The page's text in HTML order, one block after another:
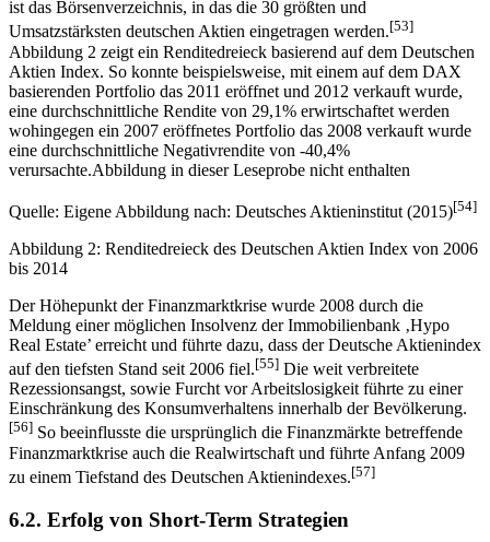
ist das Börsenverzeichnis, in das die 30 größten und
Umsatzstärksten deutschen Aktien eingetragen werden.[53]
Abbildung 2 zeigt ein Renditedreieck basierend auf dem Deutschen
Aktien Index. So konnte beispielsweise, mit einem auf dem DAX
basierenden Portfolio das 2011 eröffnet und 2012 verkauft wurde,
eine durchschnittliche Rendite von 29,1% erwirtschaftet werden
wohingegen ein 2007 eröffnetes Portfolio das 2008 verkauft wurde
eine durchschnittliche Negativrendite von -40,4%
verursachte.Abbildung in dieser Leseprobe nicht enthalten
Quelle: Eigene Abbildung nach: Deutsches Aktieninstitut (2015)[54]
Abbildung 2: Renditedreieck des Deutschen Aktien Index von 2006
bis 2014
Der Höhepunkt der Finanzmarktkrise wurde 2008 durch die
Meldung einer möglichen Insolvenz der Immobilienbank ‚Hypo
Real Estate’ erreicht und führte dazu, dass der Deutsche Aktienindex
auf den tiefsten Stand seit 2006 fiel.[55] Die weit verbreitete
Rezessionsangst, sowie Furcht vor Arbeitslosigkeit führte zu einer
Einschränkung des Konsumverhaltens innerhalb der Bevölkerung.
[56] So beeinflusste die ursprünglich die Finanzmärkte betreffende
Finanzmarktkrise auch die Realwirtschaft und führte Anfang 2009
zu einem Tiefstand des Deutschen Aktienindexes.[57]
6.2. Erfolg von Short-Term Strategien